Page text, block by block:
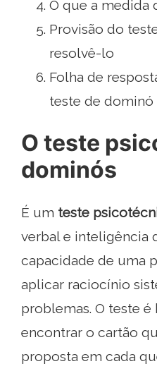
O que a medida
Provisão do
resolvê-lo
Folha de
teste de dominó
O teste
dominós
É um teste
verbal e inteligência
capacidade de uma
aplicar raciocínio
problemas. O teste é
encontrar o cartão
proposta em cada